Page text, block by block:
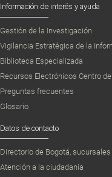
Información de interés y ayuda
Gestión de la Investigación
Vigilancia Estratégica de la
Biblioteca Especializada
Recursos Electrónicos Centro
Preguntas frecuentes
Glosario
Datos de contacto
Directorio de Bogotá,
Atención a la ciudadanía